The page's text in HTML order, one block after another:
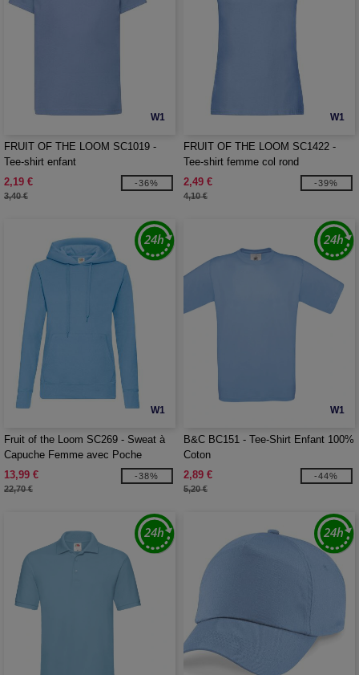
W1
FRUIT OF THE LOOM SC1019 -
Tee-shirt enfant
2,19 €
3,40 €
-36%
W1
FRUIT OF THE LOOM SC1422 -
Tee-shirt femme col rond
2,49 €
4,10 €
-39%
W1
Fruit of the Loom SC269 - Sweat à
Capuche Femme avec Poche
Kangourou
13,99 €
22,70 €
-38%
W1
B&C BC151 - Tee-Shirt Enfant 100%
Coton
2,89 €
5,20 €
-44%